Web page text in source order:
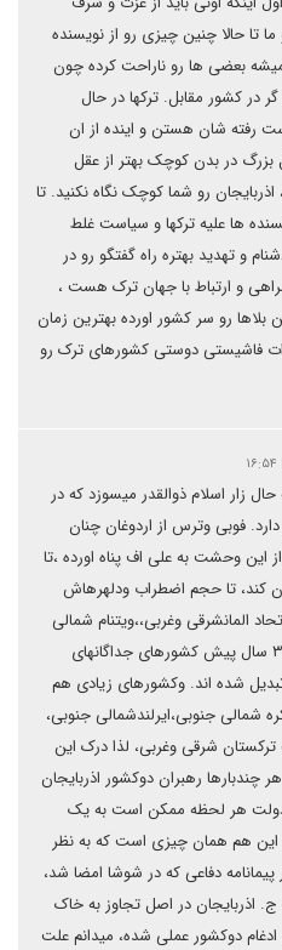
حالا چنین چیزی رو از نویسنده
بعضی ها رو ناراحت کرده چون
کشور مقابل. ترکها در حال
رفته شان هستن و اینده از ان
در بدن کوچک بهتر از عقل
رو شما کوچک نگاه نکنید. تا
ها علیه ترکها و سیاست غلط
و تهدید بهتره راه گفتگو رو در
و ارتباط با جهان ترک هست ،
بلاها رو سر کشور اورده بهترین زمان
فاشیستی دوستی کشورهای ترک رو
حال زار اسلام ذوالقدر میسوزد که در
فوبی وترس از اردوغان چنان
این وحشت به علی اف پناه اورده ،تا
کند، تا حجم اضطراب ودلهرهاش
المانشرقی وغربی،،ویتنام شمالی
وجنوبی،،یمن شمالی وجنوبی...که ۳۰ سال پیش کشورهای جداگانهای
شده اند. وکشورهای زیادی هم
جنوبی،ایرلندشمالی جنوبی،
شرقی وغربی، لذا درک این
چندبارها رهبران دوکشور اذربایجان
ودولت هر لحظه ممکن است به یک
هم همان چیزی است که به نظر
دفاعی که در شوشا امضا شد،
ج. اذربایجان در اصل تجاوز به خاک
دوکشور عملی شده، میدانم علت